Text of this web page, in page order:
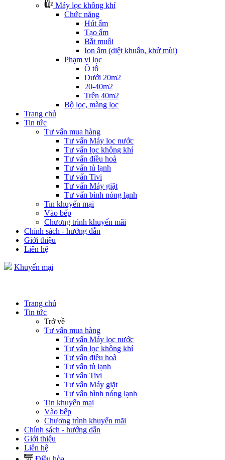
Máy lọc không khí
Chức năng
Hút ẩm
Tạo ẩm
Bắt muỗi
Ion âm (diệt khuẩn, khử mùi)
Phạm vi lọc
Ô tô
Dưới 20m2
20-40m2
Trên 40m2
Bộ lọc, màng lọc
Trang chủ
Tin tức
Tư vấn mua hàng
Tư vấn Máy lọc nước
Tư vấn lọc không khí
Tư vấn điều hoà
Tư vấn tủ lạnh
Tư vấn Tivi
Tư vấn Máy giặt
Tư vấn bình nóng lạnh
Tin khuyến mại
Vào bếp
Chương trình khuyến mãi
Chính sách - hướng dẫn
Giới thiệu
Liên hệ
Khuyến mại
Trang chủ
Tin tức
Trở về
Tư vấn mua hàng
Tư vấn Máy lọc nước
Tư vấn lọc không khí
Tư vấn điều hoà
Tư vấn tủ lạnh
Tư vấn Tivi
Tư vấn Máy giặt
Tư vấn bình nóng lạnh
Tin khuyến mại
Vào bếp
Chương trình khuyến mãi
Chính sách - hướng dẫn
Giới thiệu
Liên hệ